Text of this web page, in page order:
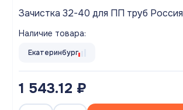
Зачистка 32-40 для ПП труб Россия
Наличие товара:
Екатеринбург
1 543.12 ₽